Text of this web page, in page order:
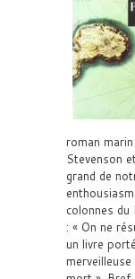
roman
Stevenson
grand de
colonnes du
: « On ne
un livre